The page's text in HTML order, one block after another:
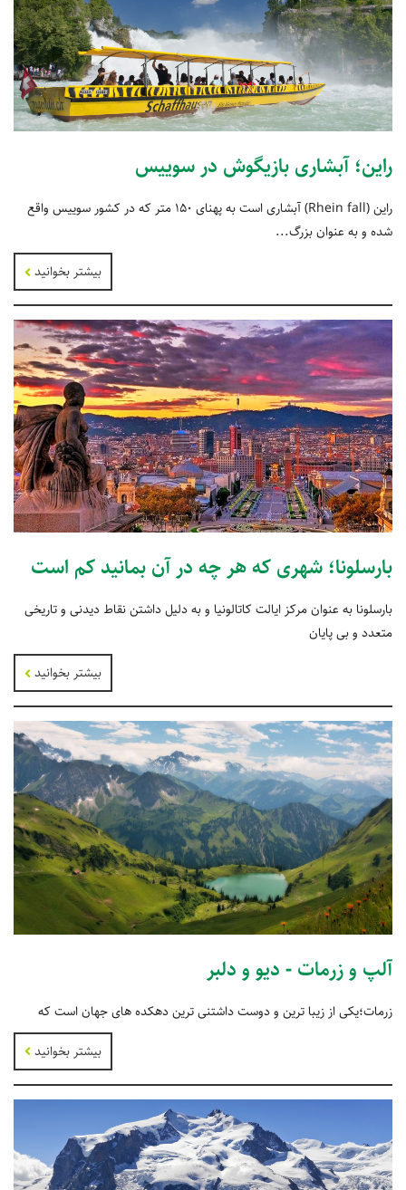
راین؛ آبشاری بازیگوش در سوییس
راین (Rhein fall) آبشاری است به پهنای ۱۵۰ متر که در کشور سوییس واقع
شده‌ و به عنوان بزرگ...
بیشتر بخوانید
بارسلونا؛ شهری که هر چه در آن بمانید کم است
بارسلونا به عنوان مرکز ایالت کاتالونیا و به دلیل داشتن نقاط دیدنی و تاریخی
متعدد و بی پایان
بیشتر بخوانید
آلپ و زرمات - دیو و دلبر
زرمات؛یکی از زیبا ترین و دوست داشتنی ترین دهکده های جهان است که
بیشتر بخوانید